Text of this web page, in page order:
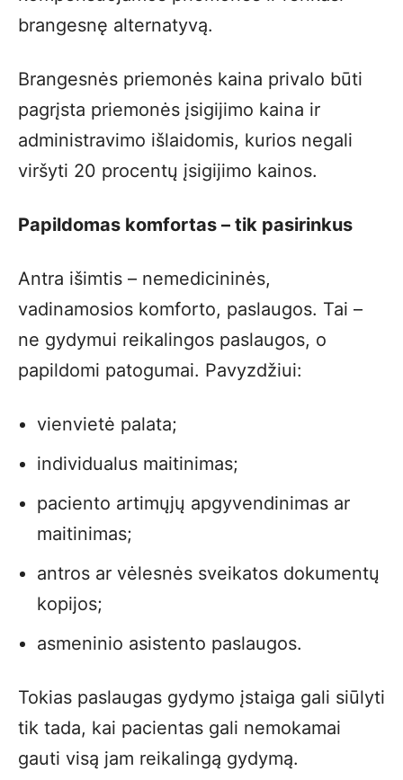
brangesnę alternatyvą.
Brangesnės priemonės kaina privalo būti
pagrįsta priemonės įsigijimo kaina ir
administravimo išlaidomis, kurios negali
viršyti 20 procentų įsigijimo kainos.
Papildomas komfortas – tik pasirinkus
Antra išimtis – nemedicininės,
vadinamosios komforto, paslaugos. Tai –
ne gydymui reikalingos paslaugos, o
papildomi patogumai. Pavyzdžiui:
vienvietė palata;
individualus maitinimas;
paciento artimųjų apgyvendinimas ar
maitinimas;
antros ar vėlesnės sveikatos dokumentų
kopijos;
asmeninio asistento paslaugos.
Tokias paslaugas gydymo įstaiga gali siūlyti
tik tada, kai pacientas gali nemokamai
gauti visą jam reikalingą gydymą.